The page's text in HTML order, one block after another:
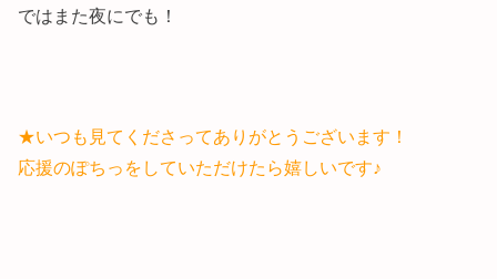
ではまた夜にでも！
★いつも見てくださってありがとうございます！
応援のぽちっをしていただけたら嬉しいです♪